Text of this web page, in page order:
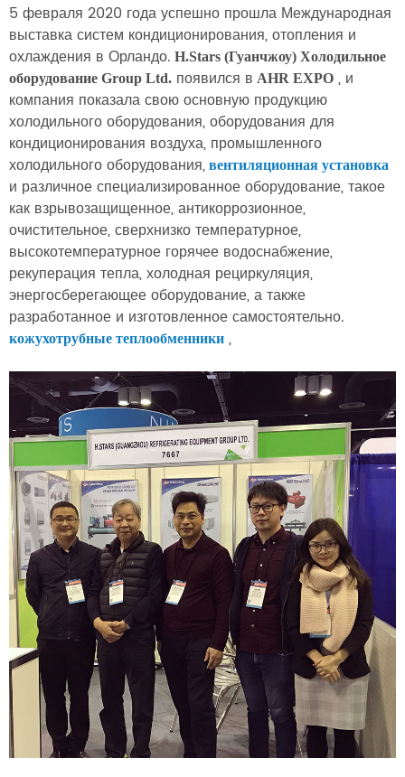
5 февраля 2020 года успешно прошла Международная
выставка систем кондиционирования, отопления и
охлаждения в Орландо. H.Stars (Гуанчжоу) Холодильное
оборудование Group Ltd. появился в AHR EXPO , и
компания показала свою основную продукцию
холодильного оборудования, оборудования для
кондиционирования воздуха, промышленного
холодильного оборудования, вентиляционная установка
и различное специализированное оборудование, такое
как взрывозащищенное, антикоррозионное,
очистительное, сверхнизко температурное,
высокотемпературное горячее водоснабжение,
рекуперация тепла, холодная рециркуляция,
энергосберегающее оборудование, а также
разработанное и изготовленное самостоятельно.
кожухотрубные теплообменники ,